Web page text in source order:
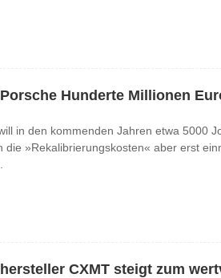
Hunderte Millionen
in den kommenden Jahren etwa 5000
die »Rekalibrierungskosten« aber erst
CXMT steigt zum